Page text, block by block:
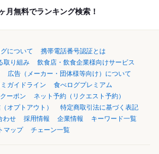
月無料でランキング検索！
について
携帯電話番号認証とは
取り組み
飲食店・飲食企業様向けサービス
広告（メーカー・団体様等向け）について
ガイドライン
食べログプレミアム
ーポン
ネット予約（リクエスト予約）
オプトアウト）
特定商取引法に基づく表記
わせ 採用情報 企業情報
キーワード一覧
マップ
チェーン一覧